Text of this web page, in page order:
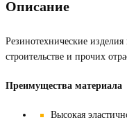
Описание
Резинотехнические
строительстве и прочих
Преимущества материала
Высокая